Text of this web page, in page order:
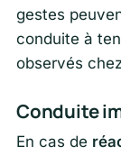
gestes
conduite à
observés
Conduite
En cas de